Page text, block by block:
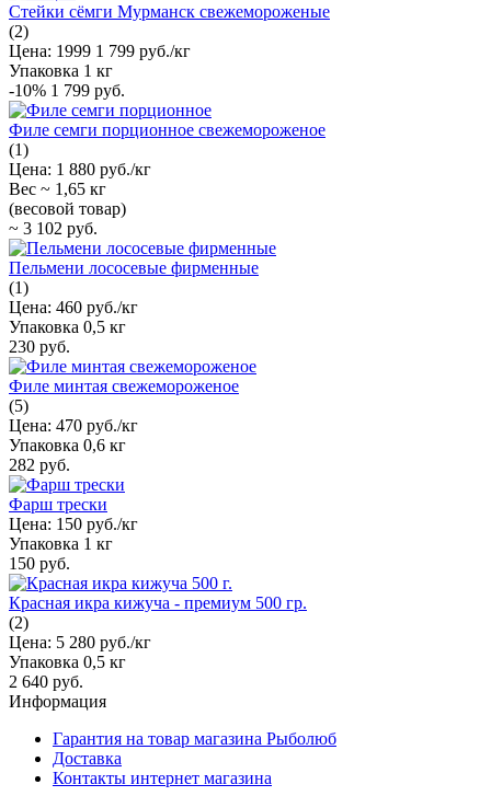
Стейки сёмги Мурманск свежемороженые
(2)
Цена: 1999 1 799 руб./кг
Упаковка 1 кг
-10% 1 799 руб.
Филе семги порционное свежемороженое
(1)
Цена: 1 880 руб./кг
Вес ~ 1,65 кг
(весовой товар)
~ 3 102 руб.
Пельмени лососевые фирменные
(1)
Цена: 460 руб./кг
Упаковка 0,5 кг
230 руб.
Филе минтая свежемороженое
(5)
Цена: 470 руб./кг
Упаковка 0,6 кг
282 руб.
Фарш трески
Цена: 150 руб./кг
Упаковка 1 кг
150 руб.
Красная икра кижуча - премиум 500 гр.
(2)
Цена: 5 280 руб./кг
Упаковка 0,5 кг
2 640 руб.
Информация
Гарантия на товар магазина Рыболюб
Доставка
Контакты интернет магазина